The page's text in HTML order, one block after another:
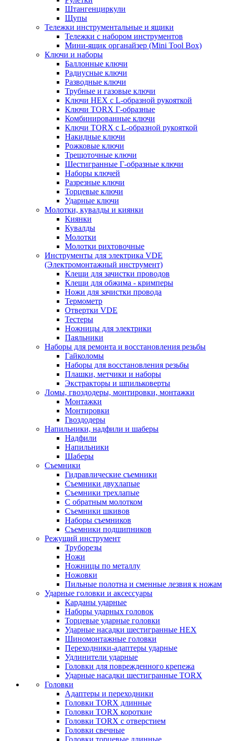
Штангенциркули
Щупы
Тележки инструментальные и ящики
Тележки с набором инструментов
Мини-ящик органайзер (Mini Tool Box)
Ключи и наборы
Баллонные ключи
Радиусные ключи
Разводные ключи
Трубные и газовые ключи
Ключи HEX с L-образной рукояткой
Ключи TORX Г-образные
Комбинированные ключи
Ключи TORX с L-образной рукояткой
Накидные ключи
Рожковые ключи
Трещоточные ключи
Шестигранные Г-образные ключи
Наборы ключей
Разрезные ключи
Торцевые ключи
Ударные ключи
Молотки, кувалды и киянки
Киянки
Кувалды
Молотки
Молотки рихтовочные
Инструменты для электрика VDE
(Электромонтажный инструмент)
Клещи для зачистки проводов
Клещи для обжима - кримперы
Ножи для зачистки провода
Термометр
Отвертки VDE
Тестеры
Ножницы для электрики
Паяльники
Наборы для ремонта и восстановления резьбы
Гайколомы
Наборы для восстановления резьбы
Плашки, метчики и наборы
Экстракторы и шпильковерты
Ломы, гвоздодеры, монтировки, монтажки
Монтажки
Монтировки
Гвоздодеры
Напильники, надфили и шаберы
Надфили
Напильники
Шаберы
Съемники
Гидравлические съемники
Съемники двухлапые
Съемники трехлапые
С обратным молотком
Съемники шкивов
Наборы съемников
Съемники подшипников
Режущий инструмент
Труборезы
Ножи
Ножницы по металлу
Ножовки
Пильные полотна и сменные лезвия к ножам
Ударные головки и аксессуары
Карданы ударные
Наборы ударных головок
Торцевые ударные головки
Ударные насадки шестигранные HEX
Шиномонтажные головки
Переходники-адаптеры ударные
Удлинители ударные
Головки для поврежденного крепежа
Ударные насадки шестигранные TORX
Головки
Адаптеры и переходники
Головки TORX длинные
Головки TORX короткие
Головки TORX с отверстием
Головки свечные
Головки торцевые длинные